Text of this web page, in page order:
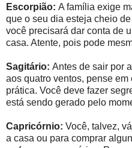
Escorpião: A família exige
que o seu dia esteja cheio
você precisará dar conta de
casa. Atente, pois pode
Sagitário: Antes de sair por
aos quatro ventos, pense
prática. Você deve fazer
está sendo gerado pelo
Capricórnio: Você, talvez,
a casa ou para comprar